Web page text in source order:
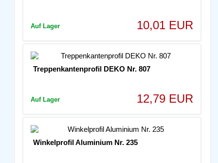
Auf Lager 10,01 EUR
Treppenkantenprofil DEKO Nr. 807
Auf Lager 12,79 EUR
Winkelprofil Aluminium Nr. 235